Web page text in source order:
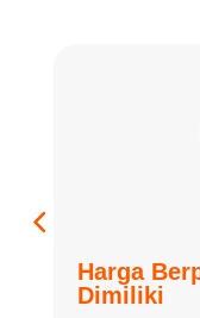
Harga
Dimiliki